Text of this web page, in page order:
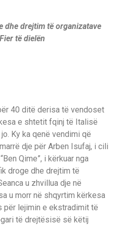
dhe drejtim të organizatave
të dielën
40 ditë derisa të vendoset
e shtetit fqinj të Italisë
Ky ka qenë vendimi që
dje për Arben Isufaj, i cili
Qime”, i kërkuar nga
droge dhe drejtim të
u zhvillua dje në
u morr në shqyrtim kërkesa
për lejimin e ekstradimit të
të drejtësisë së këtij